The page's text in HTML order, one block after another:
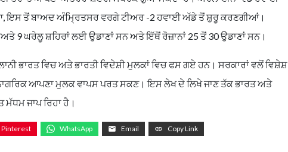
ਇਸ ਤੋਂ ਬਾਅਦ ਅੰਮ੍ਰਿਤਸਰ ਵਰਗੇ ਟੀਅਰ -2 ਹਵਾਈ ਅੱਡੇ ਤੋਂ ਸ਼ੁਰੂ ਕਰਣਗੀਆਂ।
9 ਘਰੇਲੂ ਸ਼ਹਿਰਾਂ ਲਈ ਉਡਾਣਾਂ ਸਨ ਅਤੇ ਇੱਥੋਂ ਰੋਜ਼ਾਨਾਂ 25 ਤੋਂ 30 ਉਡਾਣਾਂ ਸਨ।
ਭਾਰਤ ਵਿਚ ਅਤੇ ਭਾਰਤੀ ਵਿਦੇਸ਼ੀ ਮੁਲਕਾਂ ਵਿਚ ਫਸ ਗਏ ਹਨ। ਸਰਕਾਰਾਂ ਵਲੋਂ ਵਿਸ਼ੇਸ਼
ਨਾਗਰਿਕ ਆਪਣਾ ਮੁਲਕ ਵਾਪਸ ਪਰਤ ਸਕਣ। ਇਸ ਲੇਖ ਦੇ ਲਿਖੇ ਜਾਣ ਤੱਕ ਭਾਰਤ ਅਤੇ
ਜਾਪ ਰਿਹਾ ਹੈ।
Pinterest WhatsApp Email Copy Link